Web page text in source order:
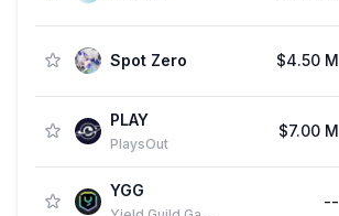
Spot Zero $4.50 M
PLAY
PlaysOut
$7.00 M
YGG
--